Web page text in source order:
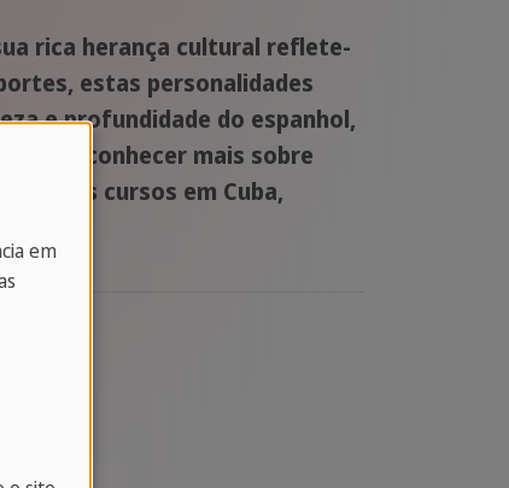
rica herança cultural reflete-
estas personalidades
e profundidade do espanhol,
para conhecer mais sobre
nossos cursos em Cuba,
em